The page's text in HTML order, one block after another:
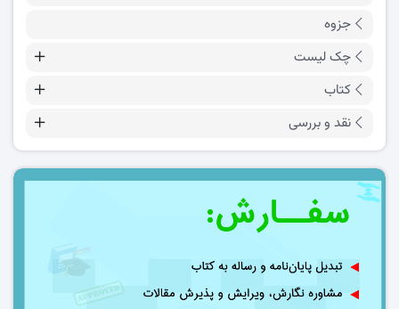
جزوه
چک لیست
کتاب
نقد و بررسی